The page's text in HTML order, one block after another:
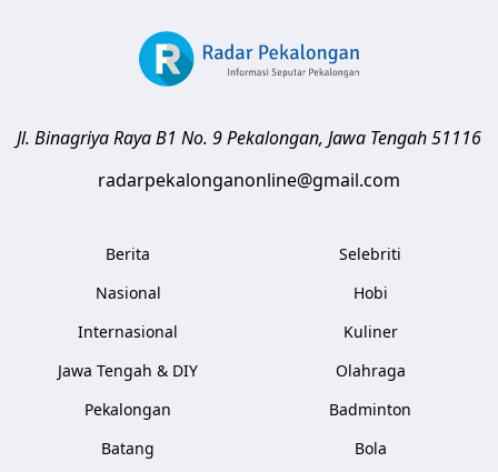
Jl. Binagriya Raya B1 No. 9Pekalongan, Jawa Tengah51116
radarpekalonganonline@gmail.com
Berita
Nasional
Internasional
Jawa Tengah & DIY
Pekalongan
Batang
Selebriti
Hobi
Kuliner
Olahraga
Badminton
Bola